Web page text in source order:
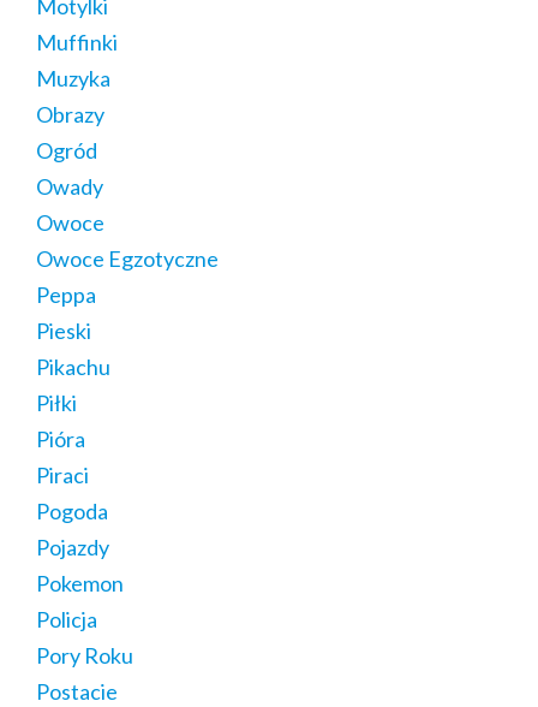
Motylki
Muffinki
Muzyka
Obrazy
Ogród
Owady
Owoce
Owoce Egzotyczne
Peppa
Pieski
Pikachu
Piłki
Pióra
Piraci
Pogoda
Pojazdy
Pokemon
Policja
Pory Roku
Postacie